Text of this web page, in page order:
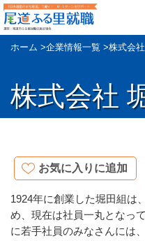
ホーム >企業情報一覧 >株式会
株式会社
お気に入りに追加
1924年に創業した堀田組は
め、現在は社員一丸となっ
に若手社員のみなさんには